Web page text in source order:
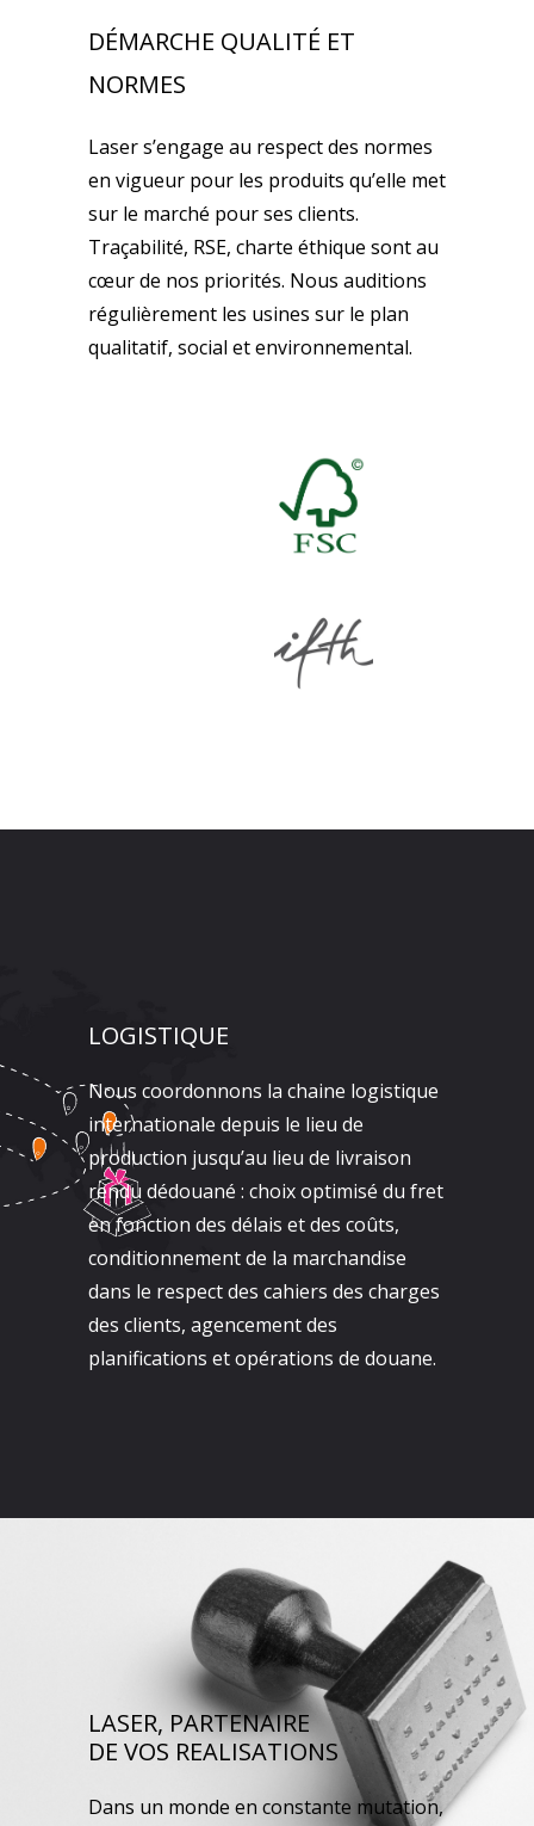
DÉMARCHE QUALITÉ ET
NORMES
Laser s’engage au respect des normes
en vigueur pour les produits qu’elle met
sur le marché pour ses clients.
Traçabilité, RSE, charte éthique sont au
cœur de nos priorités. Nous auditions
régulièrement les usines sur le plan
qualitatif, social et environnemental.
LOGISTIQUE
Nous coordonnons la chaine logistique
internationale depuis le lieu de
production jusqu’au lieu de livraison
rendu dédouané : choix optimisé du fret
en fonction des délais et des coûts,
conditionnement de la marchandise
dans le respect des cahiers des charges
des clients, agencement des
planifications et opérations de douane.
LASER, PARTENAIRE
DE VOS REALISATIONS
Dans un monde en constante mutation,